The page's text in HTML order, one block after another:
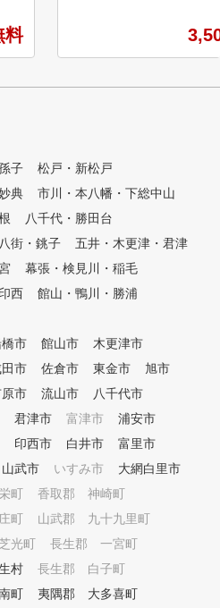
き
る
。
ク
と
自
ン
ま
て
な
い
料
子
松戸・新松戸
典
市川・本八幡・下総中山
八千代・勝田台
街・銚子
五井・木更津・君津
幕張・検見川・稲毛
西
館山・鴨川・勝浦
市 館山市
木更津市
田市 佐倉市 東金市
旭市
市 流山市
八千代市
君津市 富津市
浦安市
印西市 白井市
富里市
山武市 いすみ市
大網白里市
町
香取郡 神崎町
町
山武郡 九十九里町
光町
長生郡 一宮町
村
長生郡 白子町
町
夷隅郡 大多喜町